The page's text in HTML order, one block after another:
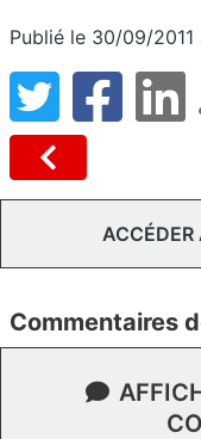
Publié le 30/09/2011
Commentaires